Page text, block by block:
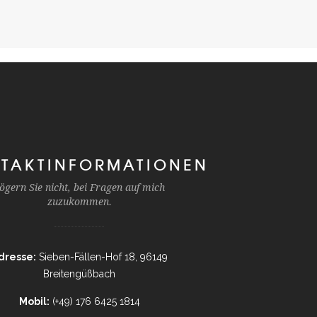
Sie nicht, bei Fragen auf mich
zuzukommen.
Sieben-Fällen-Hof 18, 96149
Breitengüßbach
Mobil: (+49) 176 6425 1814